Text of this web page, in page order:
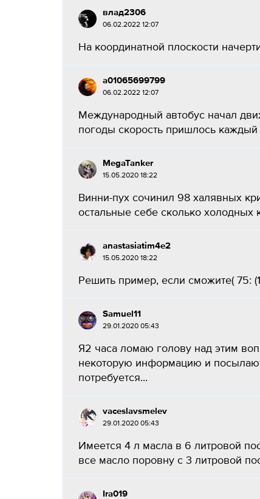
влад2306
06.02.2022 12:07
На координатной плоскости
a01065699799
06.02.2022 12:07
Международный автобус начал
погоды скорость пришлось каждый
MegaTanker
15.05.2020 18:22
Винни-пух сочинил 98 халявных
остальные себе сколько холодных
anastasiatim4e2
15.05.2020 18:22
Решить пример, если сможите( 75:
Samuel11
29.01.2020 05:43
Я2 часа ломаю голову над этим
некоторую информацию и
потребуется...
vaceslavsmelev
29.01.2020 05:43
Имеется 4 л масла в 6 литровой
все масло поровну с 3 литровой
Ira019